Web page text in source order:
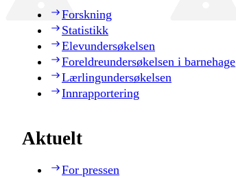
Forskning
Statistikk
Elevundersøkelsen
Foreldreundersøkelsen i barnehage
Lærlingundersøkelsen
Innrapportering
Aktuelt
For pressen